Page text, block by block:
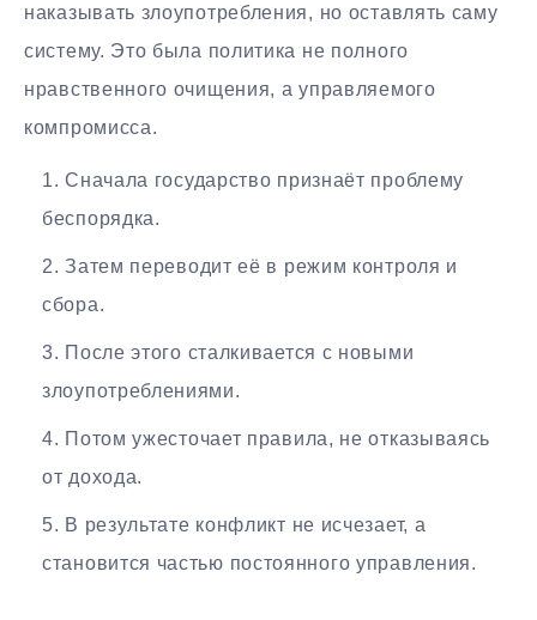
наказывать злоупотребления, но оставлять саму
систему. Это была политика не полного
нравственного очищения, а управляемого
компромисса.
Сначала государство признаёт проблему
беспорядка.
Затем переводит её в режим контроля и
сбора.
После этого сталкивается с новыми
злоупотреблениями.
Потом ужесточает правила, не отказываясь
от дохода.
В результате конфликт не исчезает, а
становится частью постоянного управления.